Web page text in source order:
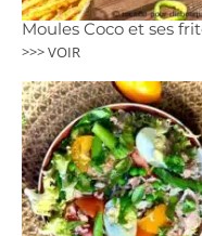
Moules Coco et ses
>>> VOIR